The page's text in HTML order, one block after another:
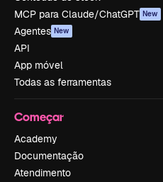
MCP para Claude/ChatGPT New
Agentes New
API
App móvel
Todas as ferramentas
Começar
Academy
Documentação
Atendimento